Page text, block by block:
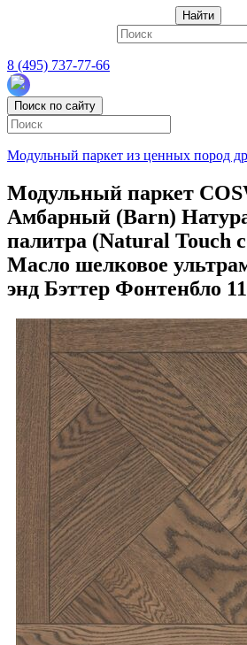
Найти
8 (495) 737-77-66
Поиск по сайту
Модульный паркет из ценных пород
Модульный паркет
Амбарный (Barn)
палитра (Natural Touch
Масло шелковое
энд Бэттер Фонтенбло